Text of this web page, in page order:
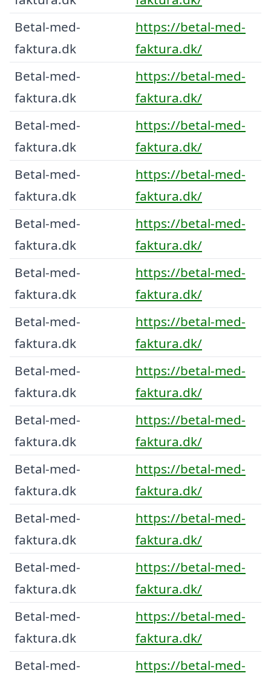
Betal-med-
faktura.dk
https://betal-med-
faktura.dk/
Betal-med-
faktura.dk
https://betal-med-
faktura.dk/
Betal-med-
faktura.dk
https://betal-med-
faktura.dk/
Betal-med-
faktura.dk
https://betal-med-
faktura.dk/
Betal-med-
faktura.dk
https://betal-med-
faktura.dk/
Betal-med-
faktura.dk
https://betal-med-
faktura.dk/
Betal-med-
faktura.dk
https://betal-med-
faktura.dk/
Betal-med-
faktura.dk
https://betal-med-
faktura.dk/
Betal-med-
faktura.dk
https://betal-med-
faktura.dk/
Betal-med-
faktura.dk
https://betal-med-
faktura.dk/
Betal-med-
faktura.dk
https://betal-med-
faktura.dk/
Betal-med-
faktura.dk
https://betal-med-
faktura.dk/
Betal-med-
faktura.dk
https://betal-med-
faktura.dk/
Betal-med-
https://betal-med-